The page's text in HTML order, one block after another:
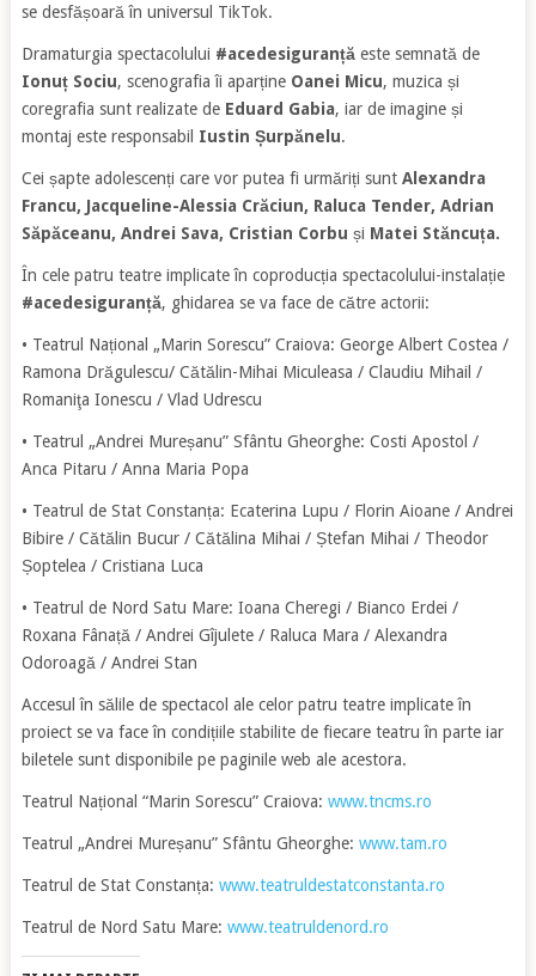
se desfășoară în universul TikTok.
Dramaturgia spectacolului #acedesiguranțăeste semnată de
Ionuț Sociu, scenografia îi aparține Oanei Micu, muzica și
coregrafia sunt realizate de Eduard Gabia, iar de imagine și
montaj este responsabil Iustin Șurpănelu.
Cei șapte adolescenți care vor putea fi urmăriți sunt Alexandra
Francu, Jacqueline-Alessia Crăciun, Raluca Tender, Adrian
Săpăceanu, Andrei Sava, Cristian Corbu și Matei Stăncuța.
În cele patru teatre implicate în coproducția spectacolului-instalație
#acedesiguranță, ghidarea se va face de către actorii:
• Teatrul Național „Marin Sorescu” Craiova: George Albert Costea /
Ramona Drăgulescu/ Cătălin-Mihai Miculeasa / Claudiu Mihail /
Romaniţa Ionescu / Vlad Udrescu
• Teatrul „Andrei Mureșanu” Sfântu Gheorghe: Costi Apostol /
Anca Pitaru / Anna Maria Popa
• Teatrul de Stat Constanța: Ecaterina Lupu / Florin Aioane / Andrei
Bibire / Cătălin Bucur / Cătălina Mihai / Ștefan Mihai / Theodor
Șoptelea / Cristiana Luca
• Teatrul de Nord Satu Mare: Ioana Cheregi / Bianco Erdei /
Roxana Fânață / Andrei Gîjulete / Raluca Mara / Alexandra
Odoroagă / Andrei Stan
Accesul în sălile de spectacol ale celor patru teatre implicate în
proiect se va face în condițiile stabilite de fiecare teatru în parte iar
biletele sunt disponibile pe paginile web ale acestora.
Teatrul Național “Marin Sorescu” Craiova: www.tncms.ro
Teatrul „Andrei Mureșanu” Sfântu Gheorghe: www.tam.ro
Teatrul de Stat Constanța: www.teatruldestatconstanta.ro
Teatrul de Nord Satu Mare: www.teatruldenord.ro